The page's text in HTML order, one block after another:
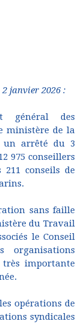
janvier 2026 :
général des
ministère de la
un arrêté du 3
975 conseillers
211 conseils de
sans faille
du Travail
le Conseil
organisations
très importante
opérations de
syndicales